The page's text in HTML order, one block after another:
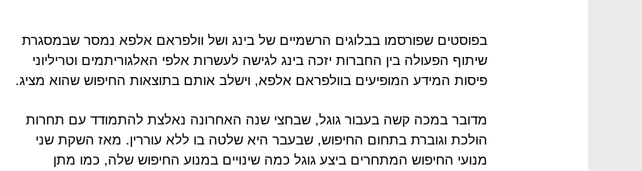
בפוסטים שפורסמו בבלוגים הרשמיים של בינג ושל וולפראם אלפא נמסר שבמסגרת
שיתוף הפעולה בין החברות יזכה בינג לגישה לעשרות אלפי האלגוריתמים וטריליוני
פיסות המידע המופיעים בוולפראם אלפא, וישלב אותם בתוצאות החיפוש שהוא מציג.
מדובר במכה קשה בעבור גוגל, שבחצי שנה האחרונה נאלצת להתמודד עם תחרות
הולכת וגוברת בתחום החיפוש, שבעבר היא שלטה בו ללא עוררין. מאז השקת שני
מנועי החיפוש המתחרים ביצע גוגל כמה שינויים במנוע החיפוש שלה, כמו מתן